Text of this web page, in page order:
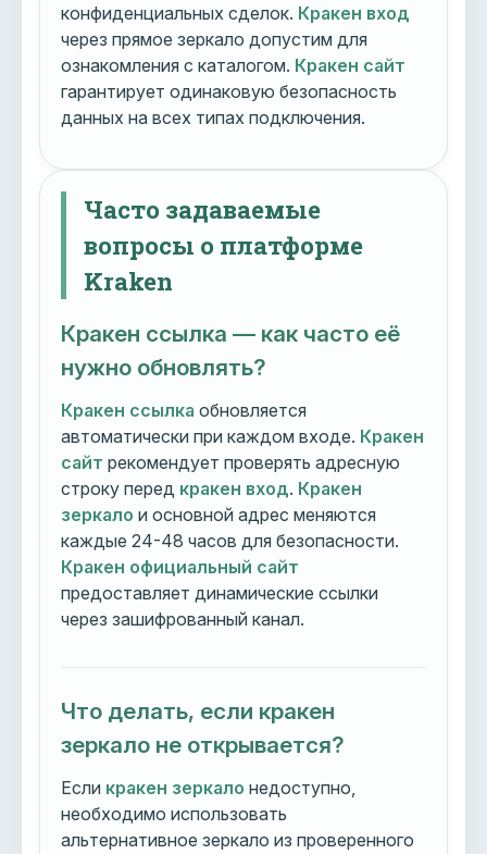
конфиденциальных сделок. Кракен вход
через прямое зеркало допустим для
ознакомления с каталогом. Кракен сайт
гарантирует одинаковую безопасность
данных на всех типах подключения.
Часто задаваемые
вопросы о платформе
Kraken
Кракен ссылка — как часто её
нужно обновлять?
Кракен ссылка обновляется
автоматически при каждом входе. Кракен
сайт рекомендует проверять адресную
строку перед кракен вход. Кракен
зеркало и основной адрес меняются
каждые 24-48 часов для безопасности.
Кракен официальный сайт
предоставляет динамические ссылки
через зашифрованный канал.
Что делать, если кракен
зеркало не открывается?
Если кракен зеркало недоступно,
необходимо использовать
альтернативное зеркало из проверенного